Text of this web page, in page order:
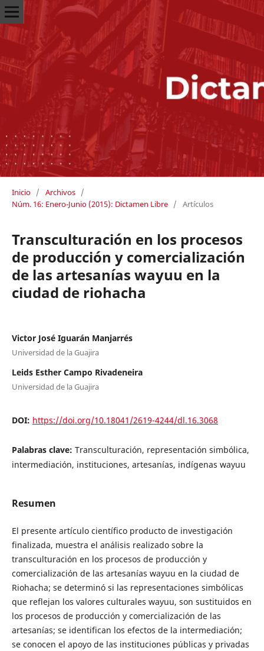
Inicio / Archivos /
Núm. 16: Enero-Junio (2015): Dictamen Libre / Artículos
Transculturación en los procesos
de producción y comercialización
de las artesanías wayuu en la
ciudad de riohacha
Victor José Iguarán Manjarrés
Universidad de la Guajira
Leids Esther Campo Rivadeneira
Universidad de la Guajira
DOI: https://doi.org/10.18041/2619-4244/dl.16.3068
Palabras clave: Transculturación, representación simbólica,
intermediación, instituciones, artesanías, indígenas wayuu
Resumen
El presente artículo científico producto de investigación
finalizada, muestra el análisis realizado sobre la
transculturación en los procesos de producción y
comercialización de las artesanías wayuu en la ciudad de
Riohacha; se determinó si las representaciones simbólicas
que reflejan los valores culturales wayuu, son sustituidos en
los procesos de producción y comercialización de las
artesanías; se identifican los efectos de la intermediación;
se conocen el apoyo de las instituciones públicas y privadas